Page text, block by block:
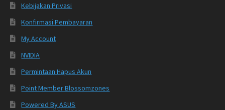
Kebijakan Privasi
Konfirmasi Pembayaran
My Account
NVIDIA
Permintaan Hapus Akun
Point Member Blossomzones
Powered By ASUS